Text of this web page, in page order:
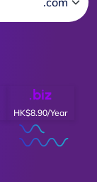
.biz
HK$8.90/Year